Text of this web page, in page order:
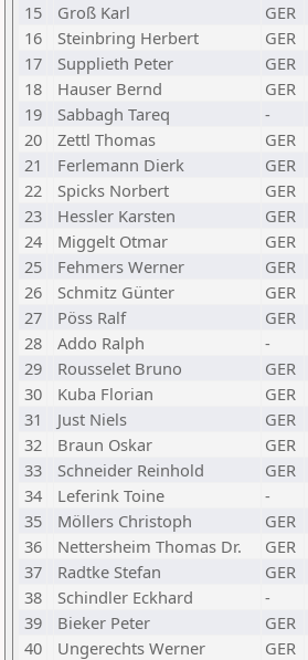
15
Groß Karl GER
16
Steinbring Herbert GER
17
Supplieth Peter GER
18
Hauser Bernd GER
19
Sabbagh Tareq -
20
Zettl Thomas GER
21
Ferlemann Dierk GER
22
Spicks Norbert GER
23
Hessler Karsten GER
24
Miggelt Otmar GER
25
Fehmers Werner GER
26
Schmitz Günter GER
27
Pöss Ralf GER
28
Addo Ralph -
29
Rousselet Bruno GER
30
Kuba Florian GER
31
Just Niels GER
32
Braun Oskar GER
33
Schneider Reinhold GER
34
Leferink Toine -
35
Möllers Christoph GER
36
Nettersheim Thomas Dr. GER
37
Radtke Stefan GER
38
Schindler Eckhard -
39
Bieker Peter GER
40
Ungerechts Werner GER